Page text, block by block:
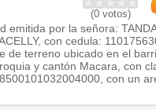
(0 votos)
emitida por la señora:
con cedula:
de terreno ubicado en el
y cantón Macara, con
con un